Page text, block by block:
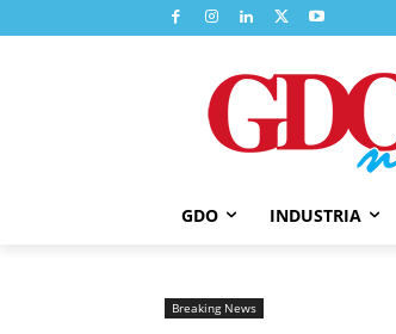
GDO INDUSTRIA
Breaking News